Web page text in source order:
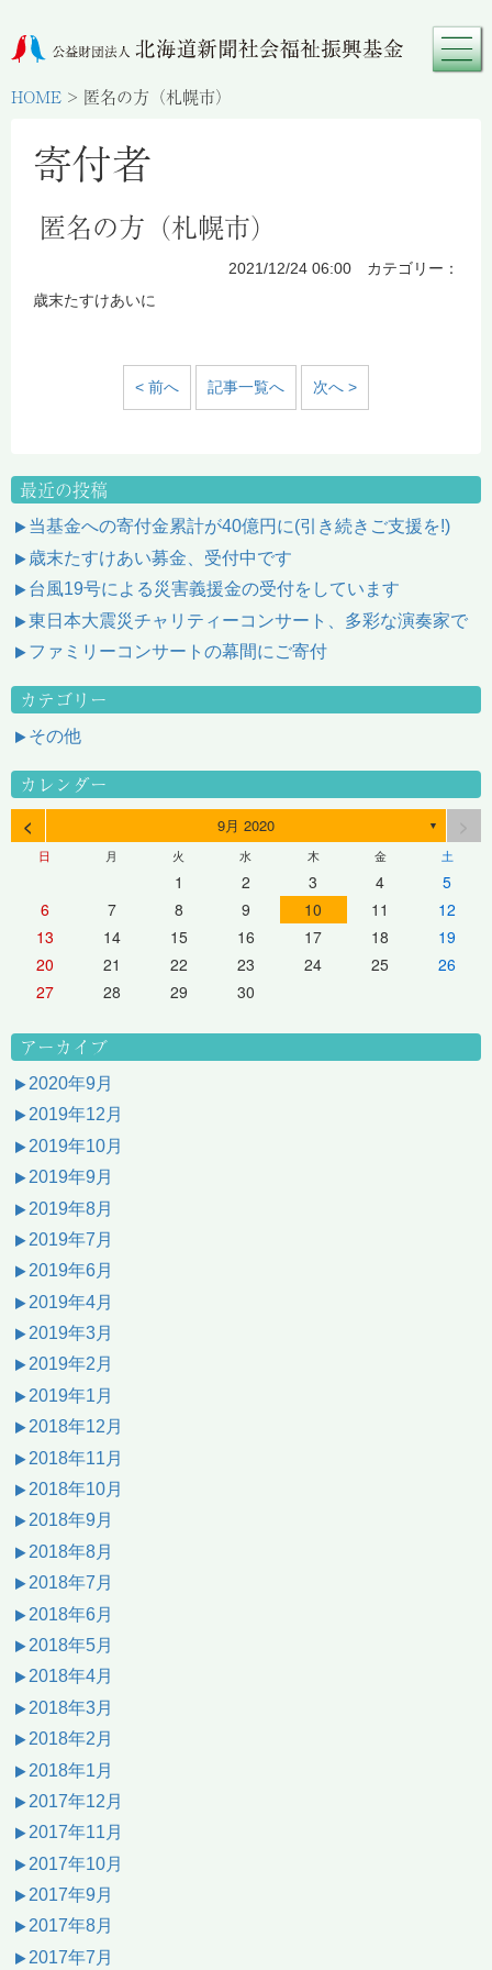
HOME > 匿名の方（札幌市）
寄付者
匿名の方（札幌市）
2021/12/24 06:00 カテゴリー：
歳末たすけあいに
< 前へ 記事一覧へ 次へ >
最近の投稿
当基金への寄付金累計が40億円に(引き続きご支援を!)
歳末たすけあい募金、受付中です
台風19号による災害義援金の受付をしています
東日本大震災チャリティーコンサート、多彩な演奏家で
ファミリーコンサートの幕間にご寄付
カテゴリー
その他
カレンダー
< 9月 2020 ▼
日 月 火 水 木 金 土
1 2 3 4
5
6
7 8 9 10 11
12
13
14 15 16 17 18
19
20
21 22 23 24 25
26
27
28 29 30
アーカイブ
2020年9月
2019年12月
2019年10月
2019年9月
2019年8月
2019年7月
2019年6月
2019年4月
2019年3月
2019年2月
2019年1月
2018年12月
2018年11月
2018年10月
2018年9月
2018年8月
2018年7月
2018年6月
2018年5月
2018年4月
2018年3月
2018年2月
2018年1月
2017年12月
2017年11月
2017年10月
2017年9月
2017年8月
2017年7月